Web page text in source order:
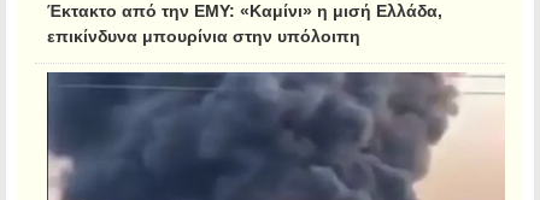
Έκτακτο από την ΕΜΥ: «Καμίνι» η μισή Ελλάδα,
επικίνδυνα μπουρίνια στην υπόλοιπη